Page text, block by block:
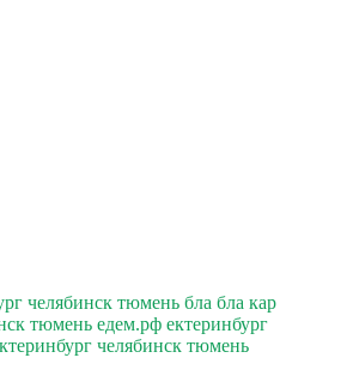
челябинск тюмень бла бла кар
тюмень едем.рф ектеринбург
челябинск тюмень